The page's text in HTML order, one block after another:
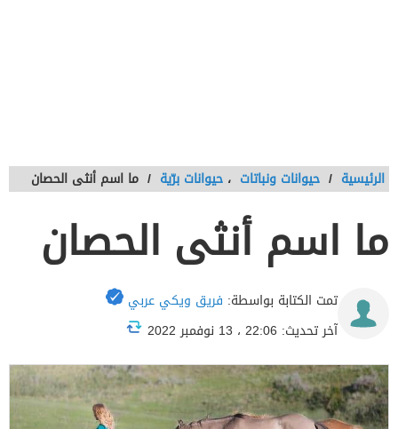
الرئيسية / حيوانات ونباتات ، حيوانات برّية / ما اسم أنثى الحصان
ما اسم أنثى الحصان
تمت الكتابة بواسطة: فريق ويكي عربي
آخر تحديث: 22:06 ، 13 نوفمبر 2022